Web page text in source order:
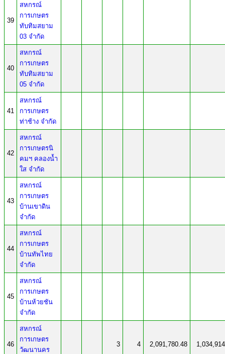
39
สหกรณ์
การเกษตร
ทับทิมสยาม
03 จำกัด
40
สหกรณ์
การเกษตร
ทับทิมสยาม
05 จำกัด
41
สหกรณ์
การเกษตร
ท่าช้าง จำกัด
42
สหกรณ์
การเกษตรนิ
คมฯ คลองน้ำ
ใส จำกัด
43
สหกรณ์
การเกษตร
บ้านเขาดิน
จำกัด
44
สหกรณ์
การเกษตร
บ้านทัพไทย
จำกัด
45
สหกรณ์
การเกษตร
บ้านห้วยชัน
จำกัด
46
สหกรณ์
การเกษตร
วัฒนานคร
3 4 2,091,780.48